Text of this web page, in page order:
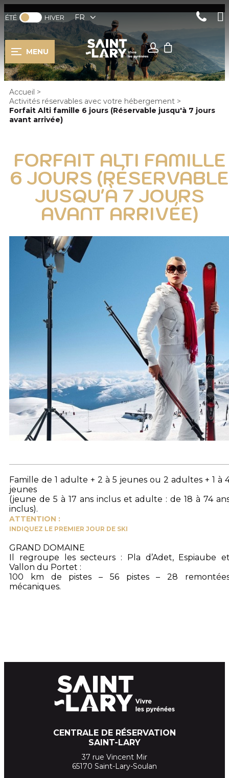
ÉTÉ HIVER FR
MENU
Accueil >
Activités réservables avec votre hébergement >
Forfait Alti famille 6 jours (Réservable jusqu'à 7 jours
avant arrivée)
FORFAIT ALTI FAMILLE
6 JOURS (RÉSERVABLE
JUSQU'À 7 JOURS
AVANT ARRIVÉE)
Famille de 1 adulte + 2 à 5 jeunes ou 2 adultes + 1 à
jeunes
(jeune de 5 à 17 ans inclus et adulte : de 18 à 74
inclus).
ATTENTION :
INDIQUEZ LE PREMIER JOUR DE SKI
GRAND DOMAINE
Il regroupe les secteurs : Pla d’Adet, Espiaube
Vallon du Portet :
100 km de pistes – 56 pistes – 28
mécaniques.
CENTRALE DE RÉSERVATION
SAINT-LARY
37 rue Vincent Mir
65170 Saint-Lary-Soulan